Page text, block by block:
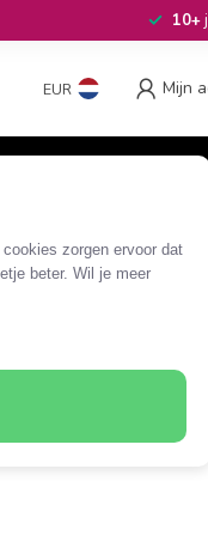
zorgen ervoor dat
beter. Wil je meer
10+
EUR Mijn